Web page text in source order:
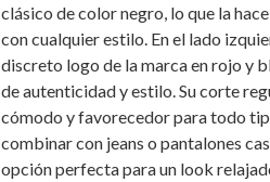
clásico de color negro, lo que la
con cualquier estilo. En el lado
discreto logo de la marca en rojo y
de autenticidad y estilo. Su corte
cómodo y favorecedor para todo
combinar con jeans o pantalones
opción perfecta para un look